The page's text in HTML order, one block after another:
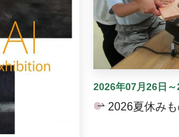
2026年07月26日
2026夏休み